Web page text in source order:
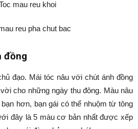
đồng
đạo. Mái tóc nâu với chút ánh đồng
cho những ngày thu đông. Màu nâu
hơn, bạn gái có thể nhuộm từ tông
đây là 5 màu cơ bản nhất được xếp